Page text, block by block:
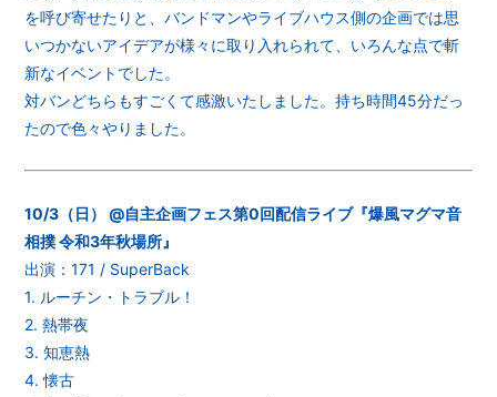
を呼び寄せたりと、バンドマンやライブハウス側の企画では思
いつかないアイデアが様々に取り入れられて、いろんな点で斬
新なイベントでした。
対バンどちらもすごくて感激いたしました。持ち時間45分だっ
たので色々やりました。
10/3（日） @自主企画フェス第0回配信ライブ『爆風マグマ音
相撲 令和3年秋場所』
出演：171 / SuperBack
1. ルーチン・トラブル！
2. 熱帯夜
3. 知恵熱
4. 懐古